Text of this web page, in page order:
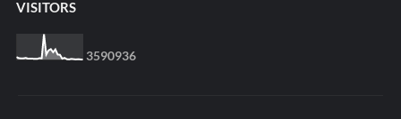
VISITORS
3590936